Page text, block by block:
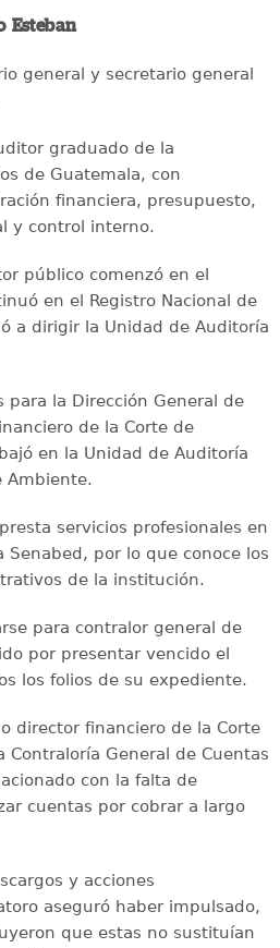
Esteban
general y secretario general
graduado de la
de Guatemala, con
financiera, presupuesto,
y control interno.
público comenzó en el
en el Registro Nacional de
a dirigir la Unidad de Auditoría
para la Dirección General de
de la Corte de
en la Unidad de Auditoría
Ambiente.
servicios profesionales en
por lo que conoce los
de la institución.
para contralor general de
por presentar vencido el
los folios de su expediente.
director financiero de la Corte
Contraloría General de Cuentas
con la falta de
cuentas por cobrar a largo
y acciones
aseguró haber impulsado,
que estas no sustituían